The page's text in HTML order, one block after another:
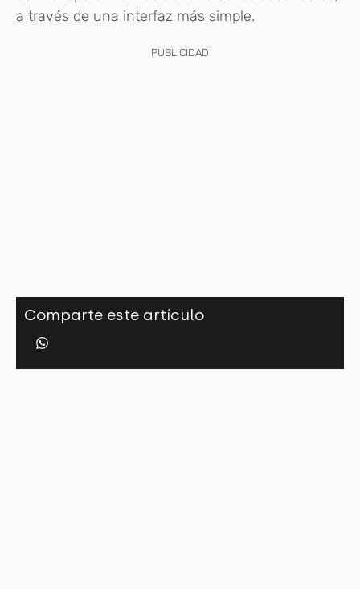
a través de una interfaz más simple.
PUBLICIDAD
Comparte este artículo